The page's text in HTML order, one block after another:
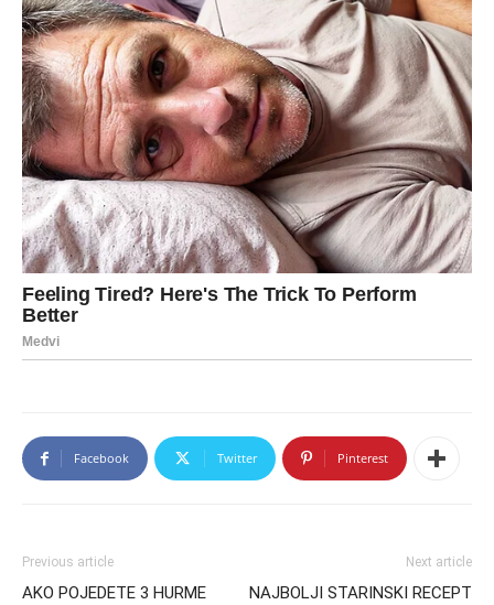
Facebook Twitter Pinterest
Previous article
AKO POJEDETE 3 HURME
Next article
NAJBOLJI STARINSKI RECEPT